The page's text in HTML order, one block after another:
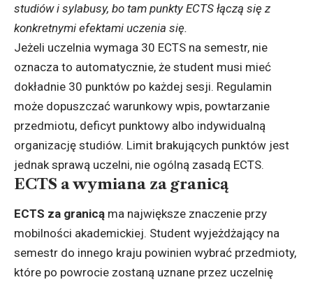
studiów i sylabusy, bo tam punkty ECTS łączą się z
konkretnymi efektami uczenia się.
Jeżeli uczelnia wymaga 30 ECTS na semestr, nie
oznacza to automatycznie, że student musi mieć
dokładnie 30 punktów po każdej sesji. Regulamin
może dopuszczać warunkowy wpis, powtarzanie
przedmiotu, deficyt punktowy albo indywidualną
organizację studiów. Limit brakujących punktów jest
jednak sprawą uczelni, nie ogólną zasadą ECTS.
ECTS a wymiana za granicą
ECTS za granicą ma największe znaczenie przy
mobilności akademickiej. Student wyjeżdżający na
semestr do innego kraju powinien wybrać przedmioty,
które po powrocie zostaną uznane przez uczelnię